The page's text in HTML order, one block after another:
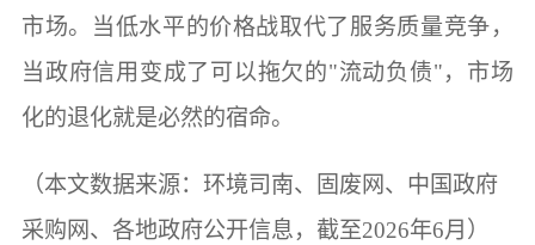
市场。当低水平的价格战取代了服务质量竞争，
当政府信用变成了可以拖欠的"流动负债"，市场
化的退化就是必然的宿命。
（本文数据来源：环境司南、固废网、中国政府
采购网、各地政府公开信息，截至2026年6月）